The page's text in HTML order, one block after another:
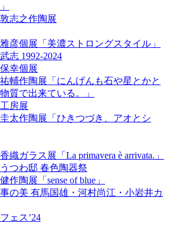
志之作陶展
彦個展「美濃ストロングスタイル」
志 1992-2024
幸個展
輔作陶展「にんげんも石や星とかと
質で出来ている。」
房展
太作陶展「ひきつづき、アオとシ
織ガラス展「La primavera è arrivata.」
つわ邸 春色陶器祭
作陶展「sense of blue」
の美 有馬国雄・河村尚江・小岩井カ
ェス’24